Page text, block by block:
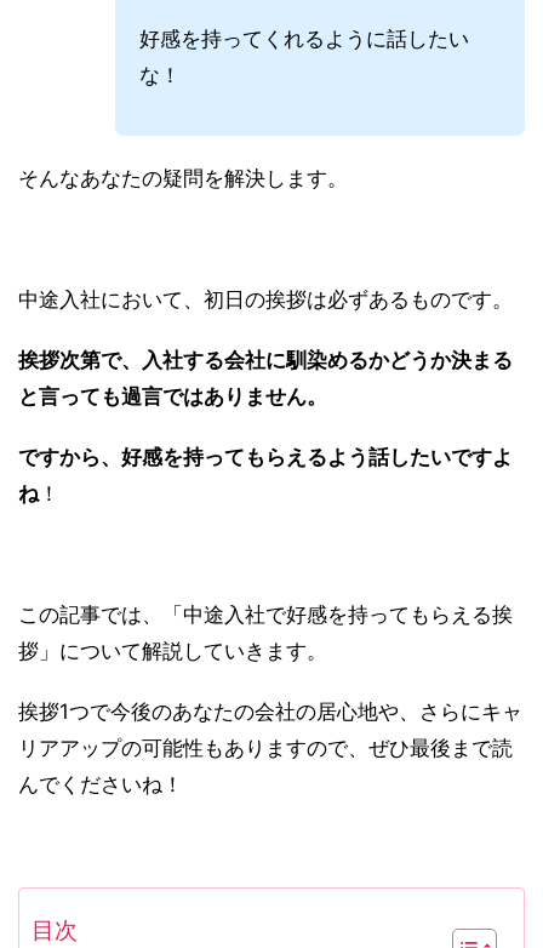
好感を持ってくれるように話したい
な！
そんなあなたの疑問を解決します。
中途入社において、初日の挨拶は必ずあるものです。
挨拶次第で、入社する会社に馴染めるかどうか決まる
と言っても過言ではありません。
ですから、好感を持ってもらえるよう話したいですよ
ね ！
この記事では、「中途入社で好感を持ってもらえる挨
拶」について解説していきます。
挨拶1つで今後のあなたの会社の居心地や、さらにキャ
リアアップの可能性もありますので、ぜひ最後まで読
んでくださいね！
目次